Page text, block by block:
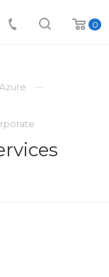
0
Azure